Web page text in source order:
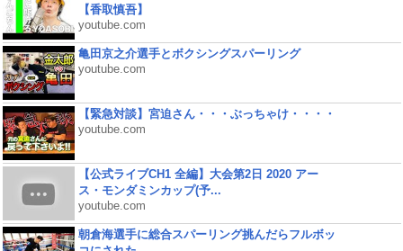
【香取慎吾】
youtube.com
亀田京之介選手とボクシングスパーリング
youtube.com
【緊急対談】宮迫さん・・・ぶっちゃけ・・・・
youtube.com
【公式ライブCH1 全編】大会第2日 2020 アー
ス・モンダミンカップ(予...
youtube.com
朝倉海選手に総合スパーリング挑んだらフルボッ